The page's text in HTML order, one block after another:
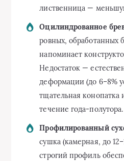
лиственница —
Оцилиндрованное
ровных, обработанных
напоминает
Недостаток —
деформации (до 6–8%
тщательная конопатка
течение года-полутора.
Профилированный
сушка (камерная, до
строгий профиль